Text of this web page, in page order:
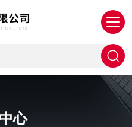
心